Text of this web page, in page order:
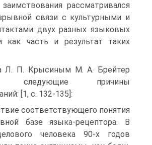
рассматривался
связи с культурными и
двух разных языковых
как часть и результат таких
Л. П. Крысиным М. А. Брейтер
следующие причины
[1, с. 132-135]:
соответствующего понятия
базе языка-рецептора. В
человека 90-х годов